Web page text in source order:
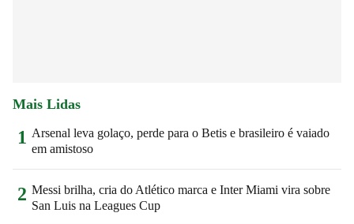
Mais Lidas
1 Arsenal leva golaço, perde para o Betis e brasileiro é vaiado
em amistoso
2 Messi brilha, cria do Atlético marca e Inter Miami vira sobre
San Luis na Leagues Cup